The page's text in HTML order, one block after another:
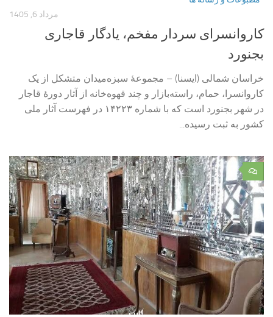
مرداد 6, 1405
کاروانسرای سردار مفخم، یادگار قاجاری
بجنورد
خراسان شمالی (ایسنا) – مجموعۀ سبزه‌میدان متشکل از یک
کاروانسرا، حمام، راسته‌بازار و چند قهوه‌خانه از آثار دورۀ قاجار
در شهر بجنورد است که با شماره ۱۴۲۲۳ در فهرست آثار ملی
کشور به ثبت رسیده...
۰